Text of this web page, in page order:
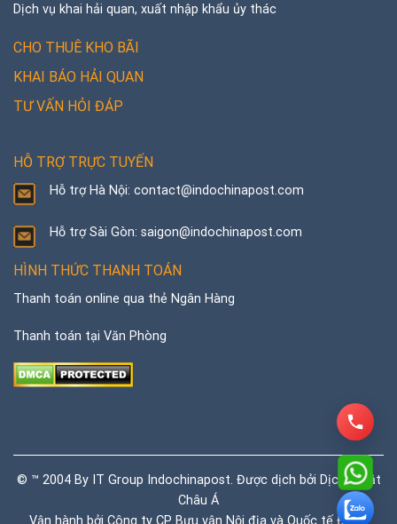
Dịch vụ khai hải quan, xuất nhập khẩu ủy thác
CHO THUÊ KHO BÃI
KHAI BÁO HẢI QUAN
TƯ VẤN HỎI ĐÁP
HỖ TRỢ TRỰC TUYẾN
Hỗ trợ Hà Nội: contact@indochinapost.com
Hỗ trợ Sài Gòn: saigon@indochinapost.com
HÌNH THỨC THANH TOÁN
Thanh toán online qua thẻ Ngân Hàng
Thanh toán tại Văn Phòng
© ™ 2004 By IT Group Indochinapost. Được dịch bởi Dịch thuật
Châu Á